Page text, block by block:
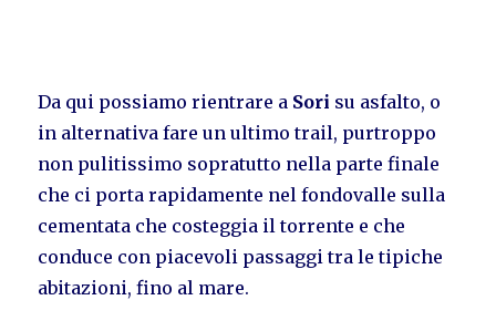
Da qui possiamo rientrare a Sori su asfalto, o
in alternativa fare un ultimo trail, purtroppo
non pulitissimo sopratutto nella parte finale
che ci porta rapidamente nel fondovalle sulla
cementata che costeggia il torrente e che
conduce con piacevoli passaggi tra le tipiche
abitazioni, fino al mare.